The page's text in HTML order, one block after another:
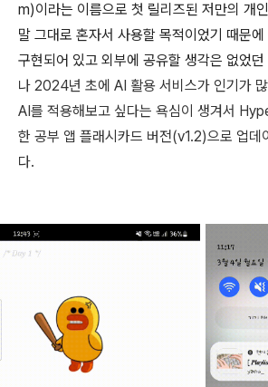
m)이라는 이름으로 첫 릴리즈된 저만의 개
말 그대로 혼자서 사용할 목적이었기 때문
구현되어 있고 외부에 공유할 생각은 없었
나 2024년 초에 AI 활용 서비스가 인기가
AI를 적용해보고 싶다는 욕심이 생겨서
한 공부 앱 플래시카드 버전(v1.2)으로 업데
다.